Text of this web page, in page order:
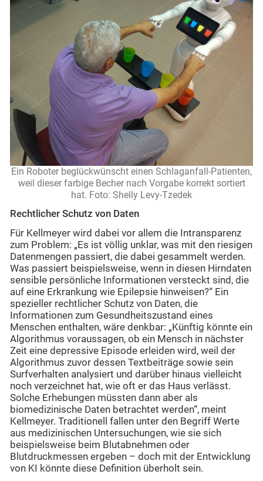
Ein Roboter beglückwünscht einen Schlaganfall-Patienten,
weil dieser farbige Becher nach Vorgabe korrekt sortiert
hat. Foto: Shelly Levy-Tzedek
Rechtlicher Schutz von Daten
Für Kellmeyer wird dabei vor allem die Intransparenz
zum Problem: „Es ist völlig unklar, was mit den riesigen
Datenmengen passiert, die dabei gesammelt werden.
Was passiert beispielsweise, wenn in diesen Hirndaten
sensible persönliche Informationen versteckt sind, die
auf eine Erkrankung wie Epilepsie hinweisen?“ Ein
spezieller rechtlicher Schutz von Daten, die
Informationen zum Gesundheitszustand eines
Menschen enthalten, wäre denkbar: „Künftig könnte ein
Algorithmus voraussagen, ob ein Mensch in nächster
Zeit eine depressive Episode erleiden wird, weil der
Algorithmus zuvor dessen Textbeiträge sowie sein
Surfverhalten analysiert und darüber hinaus vielleicht
noch verzeichnet hat, wie oft er das Haus verlässt.
Solche Erhebungen müssten dann aber als
biomedizinische Daten betrachtet werden“, meint
Kellmeyer. Traditionell fallen unter den Begriff Werte
aus medizinischen Untersuchungen, wie sie sich
beispielsweise beim Blutabnehmen oder
Blutdruckmessen ergeben – doch mit der Entwicklung
von KI könnte diese Definition überholt sein.